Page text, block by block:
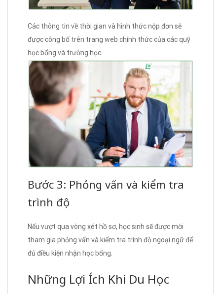
Các thông tin về thời gian và hình thức nộp đơn sẽ
được công bố trên trang web chính thức của các quỹ
học bổng và trường học.
Bước 3: Phỏng vấn và kiểm tra
trình độ
Nếu vượt qua vòng xét hồ sơ, học sinh sẽ được mời
tham gia phỏng vấn và kiểm tra trình độ ngoại ngữ để
đủ điều kiện nhận học bổng.
Những Lợi Ích Khi Du Học